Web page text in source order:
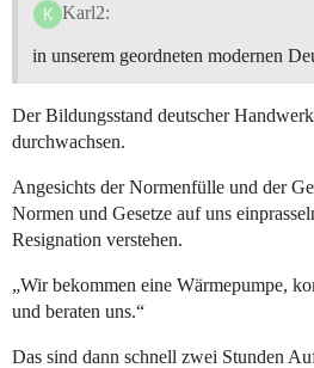
Karl2:
in unserem geordneten modernen
Der Bildungsstand deutscher
durchwachsen.
Angesichts der Normenfülle und der
Normen und Gesetze auf uns
Resignation verstehen.
„Wir bekommen eine Wärmepumpe,
und beraten uns.“
Das sind dann schnell zwei Stunden